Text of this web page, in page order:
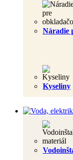
Náradie
Kyseliny